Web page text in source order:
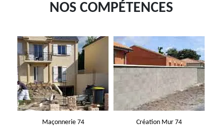
NOS COMPÉTENCES
Maçonnerie 74 Création Mur 74